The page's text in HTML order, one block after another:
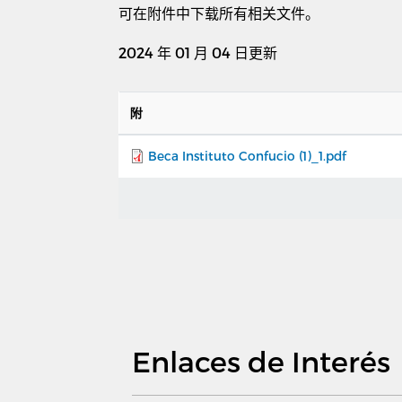
可在附件中下载所有相关文件。
2024 年 01 月 04 日更新
附
Beca Instituto Confucio (1)_1.pdf
Enlaces de Interés